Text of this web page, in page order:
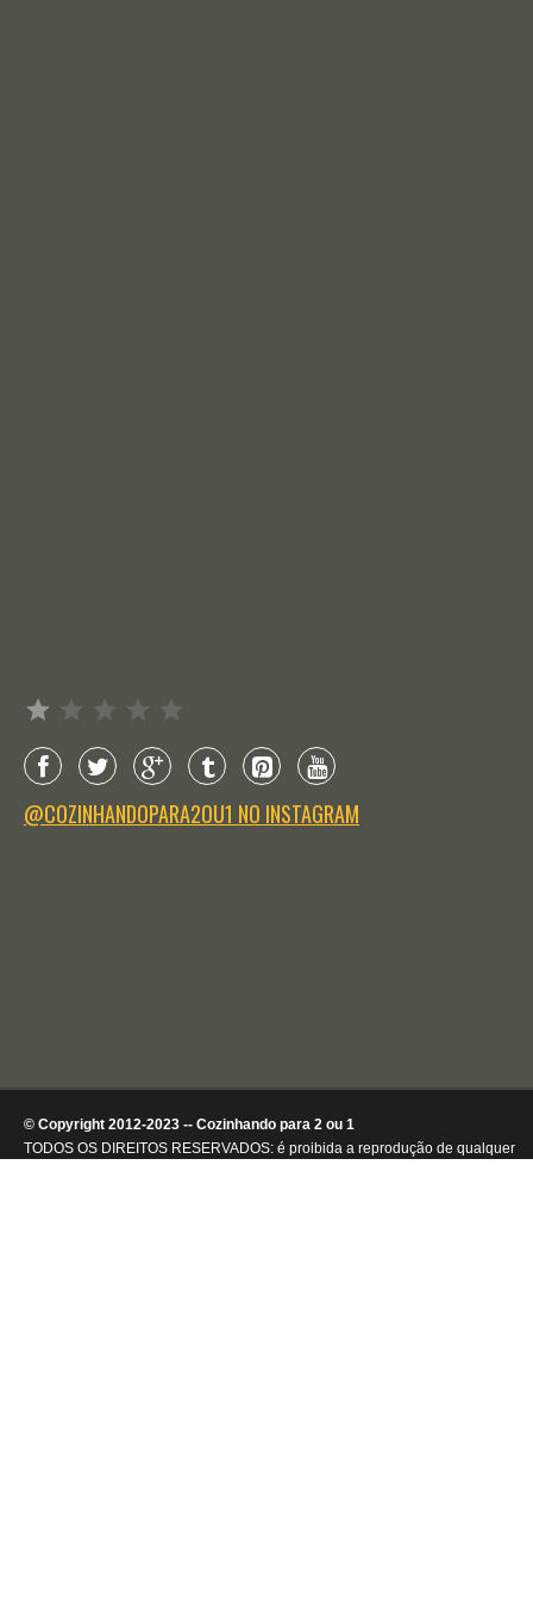
@COZINHANDOPARA2OU1 NO INSTAGRAM
© Copyright 2012-2023 -- Cozinhando para 2 ou 1
TODOS OS DIREITOS RESERVADOS: é proibida a reprodução de qualquer